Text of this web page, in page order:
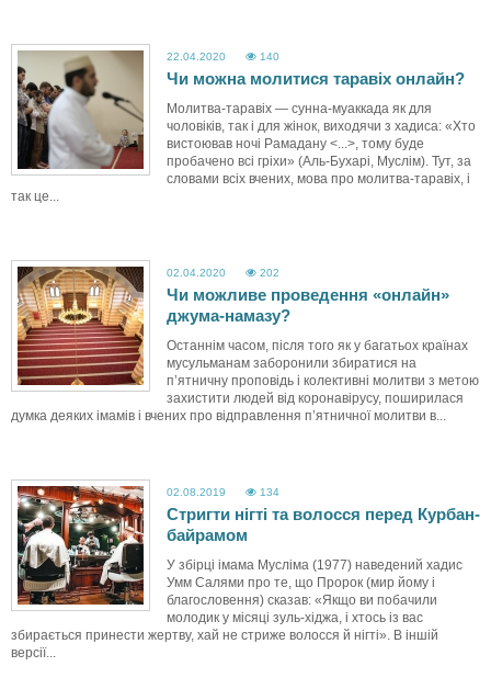
22.04.2020 140
Чи можна молитися таравіх онлайн?
Молитва-таравіх — сунна-муаккада як для
чоловіків, так і для жінок, виходячи з хадиса: «Хто
вистоював ночі Рамадану <...>, тому буде
пробачено всі гріхи» (Аль-Бухарі, Муслім). Тут, за
словами всіх вчених, мова про молитва-таравіх, і
так це...
02.04.2020 202
Чи можливе проведення «онлайн»
джума-намазу?
Останнім часом, після того як у багатьох країнах
мусульманам заборонили збиратися на
п’ятничну проповідь і колективні молитви з метою
захистити людей від коронавірусу, поширилася
думка деяких імамів і вчених про відправлення п’ятничної молитви в...
02.08.2019 134
Стригти нігті та волосся перед Курбан-
байрамом
У збірці імама Мусліма (1977) наведений хадис
Умм Салями про те, що Пророк (мир йому і
благословення) сказав: «Якщо ви побачили
молодик у місяці зуль-хіджа, і хтось із вас
збирається принести жертву, хай не стриже волосся й нігті». В іншій
версії...